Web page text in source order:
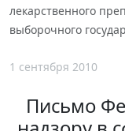
лекарственного
выборочного
1 сентября 2010
Письмо